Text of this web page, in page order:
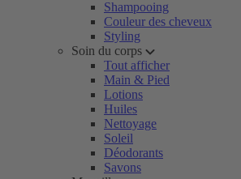
Shampooing
Couleur des cheveux
Styling
Soin du corps
Tout afficher
Main & Pied
Lotions
Huiles
Nettoyage
Soleil
Déodorants
Savons